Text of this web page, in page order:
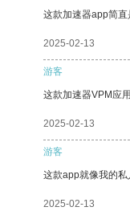
这款加速器app简直
2025-02-13
游客
这款加速器VPM应
2025-02-13
游客
这款app就像我的私
2025-02-13